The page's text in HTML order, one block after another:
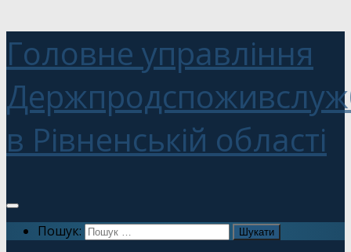
Головне управління
в Рівненській області
Пошук: